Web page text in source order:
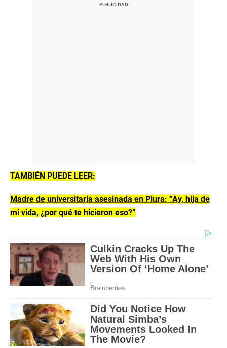
TAMBIÉN PUEDE LEER:
Madre de universitaria asesinada en Piura: “Ay, hija de
mi vida, ¿por qué te hicieron eso?”